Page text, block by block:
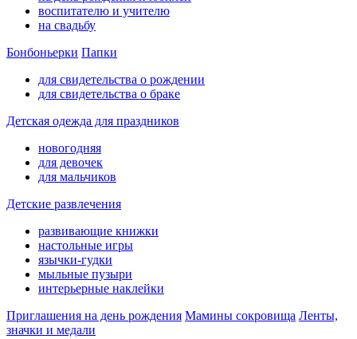
воспитателю и учителю
на свадьбу
Бонбоньерки Папки
для свидетельства о рождении
для свидетельства о браке
Детская одежда для праздников
новогодняя
для девочек
для мальчиков
Детские развлечения
развивающие книжки
настольные игры
язычки-гудки
мыльные пузыри
интерьерные наклейки
Приглашения на день рождения Мамины сокровища Ленты,
значки и медали